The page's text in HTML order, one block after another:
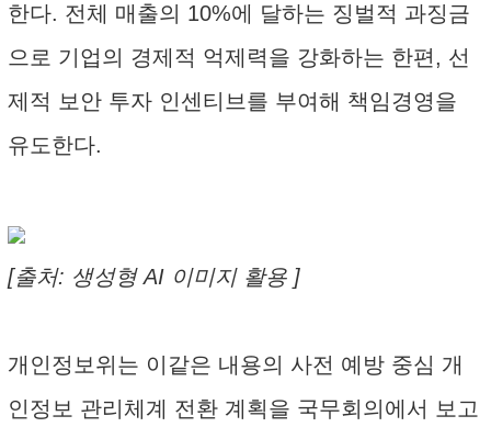
한다. 전체 매출의 10%에 달하는 징벌적 과징금
으로 기업의 경제적 억제력을 강화하는 한편, 선
제적 보안 투자 인센티브를 부여해 책임경영을
유도한다.
[출처: 생성형 AI 이미지 활용 ]
개인정보위는 이같은 내용의 사전 예방 중심 개
인정보 관리체계 전환 계획을 국무회의에서 보고